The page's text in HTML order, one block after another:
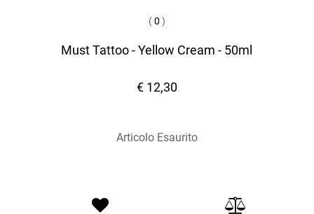
(0 )
Must Tattoo - Yellow Cream - 50ml
€ 12,30
Articolo Esaurito